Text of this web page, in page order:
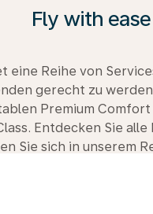
Fly with ease
eine Reihe von
gerecht zu
Premium Comfort
Entdecken Sie
Sie sich in unserem